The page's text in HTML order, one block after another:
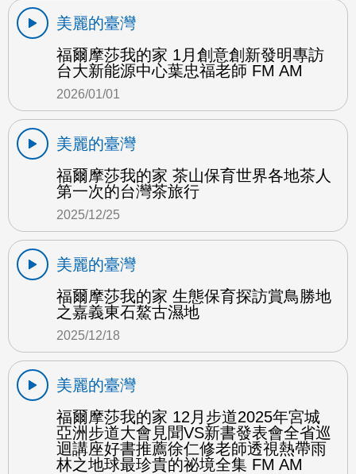
美麗的臺灣
福爾摩莎我的家 1月創意創新發明專訪
台大新能源中心葉忠福老師 FM AM
2026/01/01
美麗的臺灣
福爾摩莎我的家 茶山保育世界各地茶人
第一次的台灣茶旅行
2025/12/25
美麗的臺灣
福爾摩莎我的家 生態保育探訪賞鳥勝地
之嘉義東石鰲古濕地
2025/12/18
美麗的臺灣
福爾摩莎我的家 12月步道2025年宮城
亞洲步道大會見聞VS新書發表會全省巡
迴講座好書推薦徐仁修老師透視熱帶雨
林之地球最珍貴的祕境全集 FM AM